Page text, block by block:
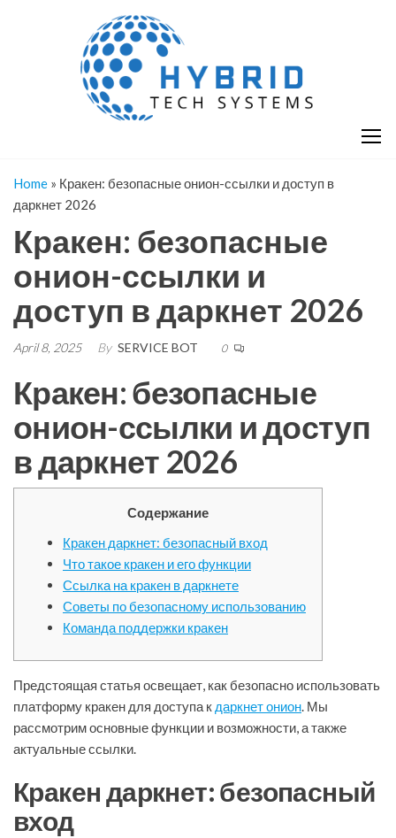
Home » Кракен: безопасные онион-ссылки и доступ в
даркнет 2026
Кракен: безопасные
онион-ссылки и
доступ в даркнет 2026
April 8, 2025 By SERVICE BOT 0
Кракен: безопасные
онион-ссылки и доступ
в даркнет 2026
Содержание
Кракен даркнет: безопасный вход
Что такое кракен и его функции
Ссылка на кракен в даркнете
Советы по безопасному использованию
Команда поддержки кракен
Предстоящая статья освещает, как безопасно использовать
платформу кракен для доступа к даркнет онион. Мы
рассмотрим основные функции и возможности, а также
актуальные ссылки.
Кракен даркнет: безопасный
вход